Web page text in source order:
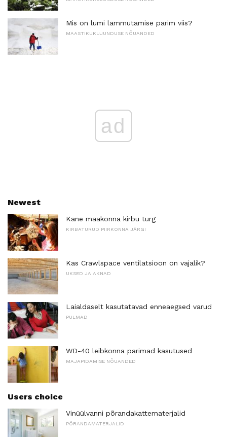
Mis on lumi lammutamise parim viis?
MAASTIKUKUJUNDUSE NÕUANDED
ad
Newest
Kane maakonna kirbu turg
KIRBATURUD PIIRKONNA JÄRGI
Kas Crawlspace ventilatsioon on vajalik?
UKSED JA AKNAD
Laialdaselt kasutatavad enneaegsed varud
PULMAD
WD-40 leibkonna parimad kasutused
MAJAPIDAMISE NÕUANDED
Users choice
Vinüülvanni põrandakattematerjalid
PÕRANDAMATERJALID